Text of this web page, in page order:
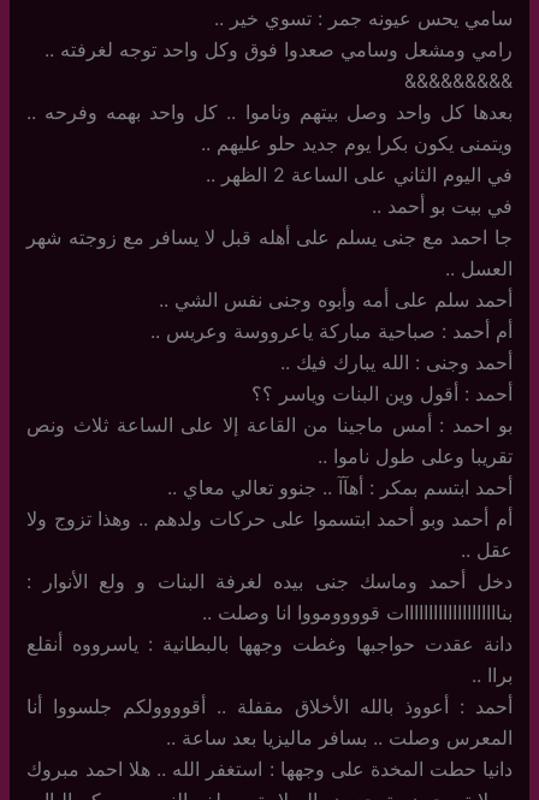
سامي يحس عيونه جمر : تسوي خير ..
رامي ومشعل وسامي صعدوا فوق وكل واحد توجه لغرفته ..
&&&&&&&&&
بعدها كل واحد وصل بيتهم وناموا .. كل واحد بهمه وفرحه ..
ويتمنى يكون بكرا يوم جديد حلو عليهم ..
في اليوم الثاني على الساعة 2 الظهر ..
في بيت بو أحمد ..
جا احمد مع جنى يسلم على أهله قبل لا يسافر مع زوجته شهر
العسل ..
أحمد سلم على أمه وأبوه وجنى نفس الشي ..
أم أحمد : صباحية مباركة ياعرووسة وعريس ..
أحمد وجنى : الله يبارك فيك ..
أحمد : أقول وين البنات وياسر ؟؟
بو احمد : أمس ماجينا من القاعة إلا على الساعة ثلاث ونص
تقريبا وعلى طول ناموا ..
أحمد ابتسم بمكر : أهآآ .. جنوو تعالي معاي ..
أم أحمد وبو أحمد ابتسموا على حركات ولدهم .. وهذا تزوج ولا
عقل ..
دخل أحمد وماسك جنى بيده لغرفة البنات و ولع الأنوار :
بناااااااااااااااااااات قوووومووا انا وصلت ..
دانة عقدت حواجبها وغطت وجهها بالبطانية : ياسرووه أنقلع
براا ..
أحمد : أعووذ بالله الأخلاق مقفلة .. أقوووولكم جلسووا أنا
المعرس وصلت .. بسافر ماليزيا بعد ساعة ..
دانيا حطت المخدة على وجهها : استغفر الله .. هلا احمد مبروك